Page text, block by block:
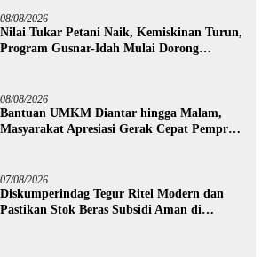
08/08/2026
Nilai Tukar Petani Naik, Kemiskinan Turun,
Program Gusnar-Idah Mulai Dorong
08/08/2026
Bantuan UMKM Diantar hingga Malam,
Masyarakat Apresiasi Gerak Cepat Pemprov
07/08/2026
Diskumperindag Tegur Ritel Modern dan
Pastikan Stok Beras Subsidi Aman di